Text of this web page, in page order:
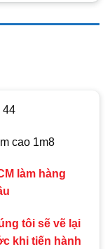
44
cao 1m8
làm hàng
tôi sẽ vẽ lại
khi tiến hành